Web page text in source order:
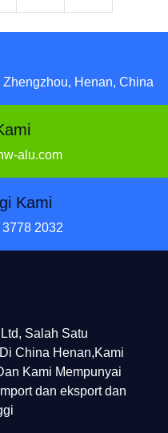
Henan, China
alu.com
Kami
2032
Salah Satu
China Henan,Kami
Kami Mempunyai
dan eksport dan